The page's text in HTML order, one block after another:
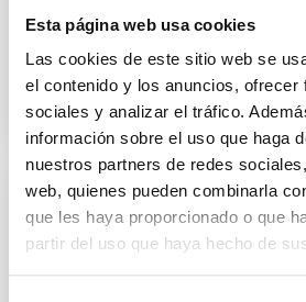
Esta página web usa cookies
Las cookies de este sitio web se
el contenido y los anuncios, ofrecer
sociales y analizar el tráfico.
información sobre el uso que haga
nuestros partners de redes
web, quienes pueden combinarla
que les haya proporcionado o que
partir del uso que haya hecho de
Tool Trolley With Drawer
10/TC301-2-X
€104.44Price
10/